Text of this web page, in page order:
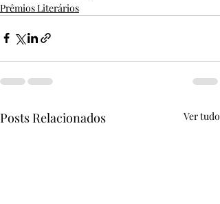
Prêmios Literários
Posts Relacionados Ver tudo